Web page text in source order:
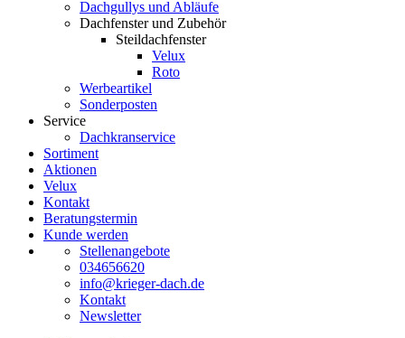
Dachgullys und Abläufe
Dachfenster und Zubehör
Steildachfenster
Velux
Roto
Werbeartikel
Sonderposten
Service
Dachkranservice
Sortiment
Aktionen
Velux
Kontakt
Beratungstermin
Kunde werden
Stellenangebote
034656620
info@krieger-dach.de
Kontakt
Newsletter